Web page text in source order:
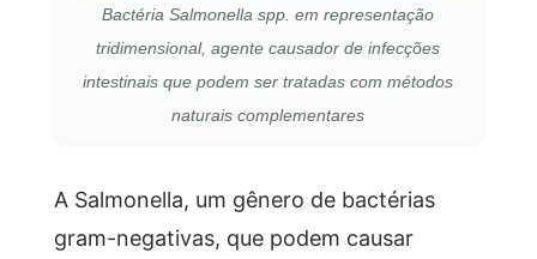
Bactéria Salmonella spp. em representação
tridimensional, agente causador de infecções
intestinais que podem ser tratadas com métodos
naturais complementares
A Salmonella, um gênero de bactérias
gram-negativas, que podem causar